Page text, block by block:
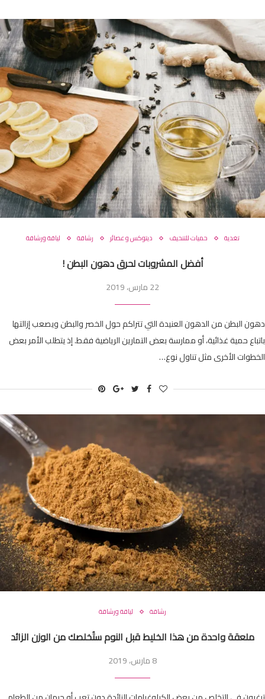
تغدية حميات للتنحيف ديتوكس و عصائر رشاقة لياقة ورشاقة
أفضل المشروبات لحرق دهون البطن !
22 مارس، 2019
دهون البطن من الدهون العنيدة التي تتراكم حول الخصر والبطن ويصعب إزالتها
باتباع حمية غذائية، أو ممارسة بعض التمارين الرياضية فقط. إذ يتطلب الأمر بعض
الخطوات الأخرى مثل تناول نوع…
رشاقة لياقة ورشاقة
ملعقة واحدة من هذا الخليط قبل النوم ستُخلصك من الوزن الزائد
8 مارس، 2019